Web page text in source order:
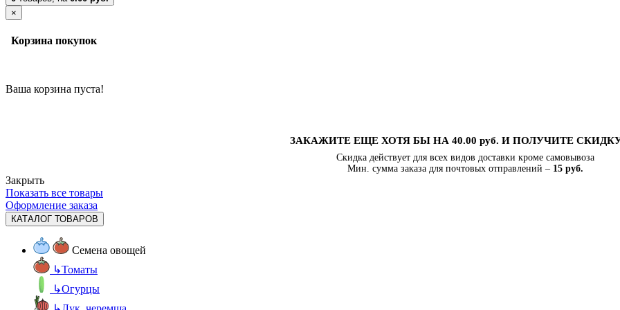
×
Корзина покупок
Ваша корзина пуста!
ЗАКАЖИТЕ ЕЩЕ ХОТЯ БЫ НА 40.00 руб. И ПОЛУЧИТЕ
Скидка действует для всех видов доставки кроме самовывоза
Мин. сумма заказа для почтовых отправлений – 15 руб.
Закрыть
Показать все товары
Оформление заказа
КАТАЛОГ ТОВАРОВ
Семена овощей
↳Томаты
↳Огурцы